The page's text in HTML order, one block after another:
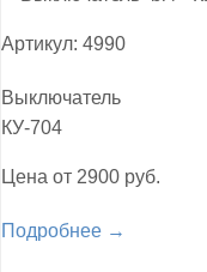
Артикул: 4990
Выключатель
КУ-704
Цена от 2900 руб.
Подробнее →